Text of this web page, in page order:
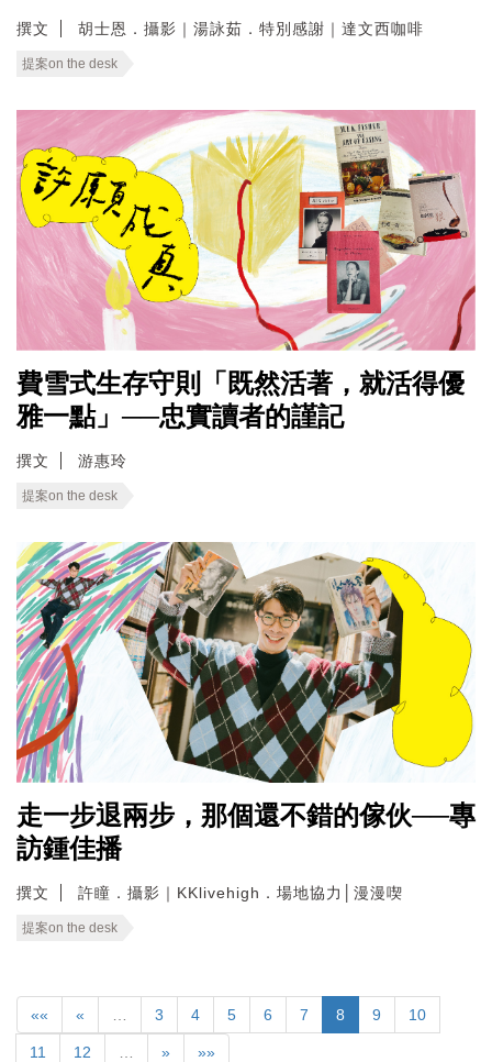
撰文 胡士恩．攝影｜湯詠茹．特別感謝｜達文西咖啡
提案on the desk
費雪式生存守則「既然活著，就活得優
雅一點」──忠實讀者的謹記
撰文 游惠玲
提案on the desk
走一步退兩步，那個還不錯的傢伙──專
訪鍾佳播
撰文 許瞳．攝影｜KKlivehigh．場地協力│漫漫喫
提案on the desk
«« « 3 4 5 6 7 8 9 10
11 12 » »»